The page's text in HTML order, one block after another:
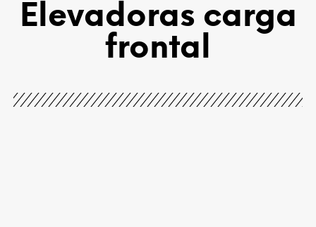
Elevadoras carga
frontal